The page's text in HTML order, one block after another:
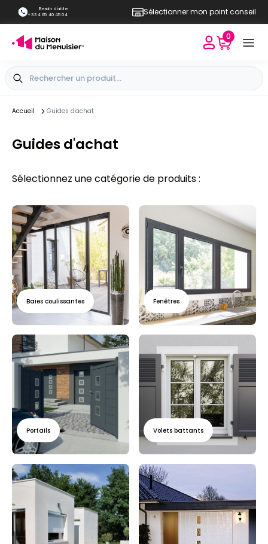
Besoin d'aide
+33 4 65 40 45 04
Sélectionner mon point conseil
0
Accueil Guides d'achat
Guides d'achat
Sélectionnez une catégorie de produits :
Baies coulissantes Fenêtres
Portails Volets battants